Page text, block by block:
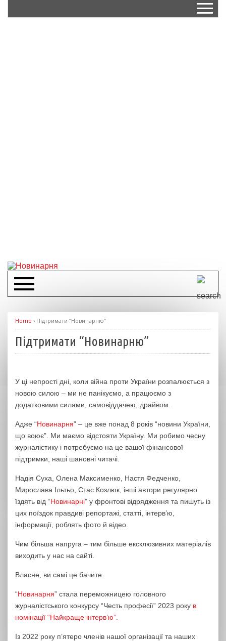
Home › Підтримати “Новинарню”
Підтримати “Новинарню”
У ці непрості дні, коли війна проти України розпалюється з
новою силою – ми не панікуємо, а працюємо з
додатковими силами, самовіддачею, драйвом.
Адже “Новинарня” – це вже понад 8 років “новини України,
що воює”. Ми маємо відстояти Україну. Ми робимо чесну
журналістику і потребуємо на це вашої фінансової
підтримки, наші шановні читачі.
Надія Суха, Олена Максименко, Настя Федченко,
Мирослава Ільтьо, Стас Козлюк, інші автори регулярно
їздять від “Новинарні” у фронтові відрядження та пишуть із
цих поїздок правдиві репортажі, статті, інтерв’ю,
інформації, роблять фото й відео.
Чим більша напруга – тим більше ексклюзивних матеріалів
виходить у нас на сайті.
Власне, ви самі це бачите.
“Новинарня” стала переможницею головного
журналістського конкурсу “Честь професії” 2023 року в
номінації “Найкраще інтерв’ю”.
Із 2022 року п’ятеро членів нашої організації та наших